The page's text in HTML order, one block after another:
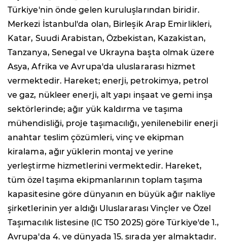
Türkiye'nin önde gelen kuruluşlarından biridir.
Merkezi İstanbul'da olan, Birleşik Arap Emirlikleri,
Katar, Suudi Arabistan, Özbekistan, Kazakistan,
Tanzanya, Senegal ve Ukrayna başta olmak üzere
Asya, Afrika ve Avrupa'da uluslararası hizmet
vermektedir. Hareket; enerji, petrokimya, petrol
ve gaz, nükleer enerji, alt yapı inşaat ve gemi inşa
sektörlerinde; ağır yük kaldırma ve taşıma
mühendisliği, proje taşımacılığı, yenilenebilir enerji
anahtar teslim çözümleri, vinç ve ekipman
kiralama, ağır yüklerin montaj ve yerine
yerleştirme hizmetlerini vermektedir. Hareket,
tüm özel taşıma ekipmanlarının toplam taşıma
kapasitesine göre dünyanın en büyük ağır nakliye
şirketlerinin yer aldığı Uluslararası Vinçler ve Özel
Taşımacılık listesine (IC T50 2025) göre Türkiye'de 1.,
Avrupa'da 4. ve dünyada 15. sırada yer almaktadır.